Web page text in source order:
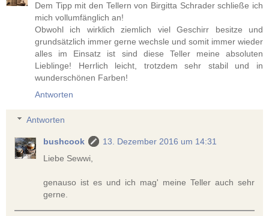
Dem Tipp mit den Tellern von Birgitta Schrader schließe ich
mich vollumfänglich an!
Obwohl ich wirklich ziemlich viel Geschirr besitze und
grundsätzlich immer gerne wechsle und somit immer wieder
alles im Einsatz ist sind diese Teller meine absoluten
Lieblinge! Herrlich leicht, trotzdem sehr stabil und in
wunderschönen Farben!
Antworten
Antworten
bushcook
13. Dezember 2016 um 14:31
Liebe Sewwi,
genauso ist es und ich mag' meine Teller auch sehr
gerne.